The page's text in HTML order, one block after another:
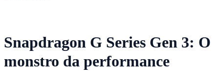
Snapdragon G Series Gen 3: O
monstro da performance